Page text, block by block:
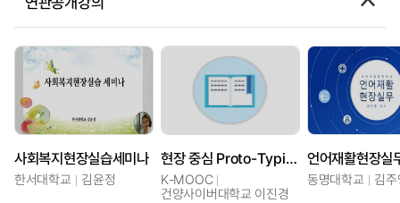
사회복지현장실습세미나
한서대학교 김윤정
현장 중심 Proto-Typing 기반 한국어 교수법
K-MOOC
건양사이버대학교 이진경
언어재활현장실
동명대학교 김